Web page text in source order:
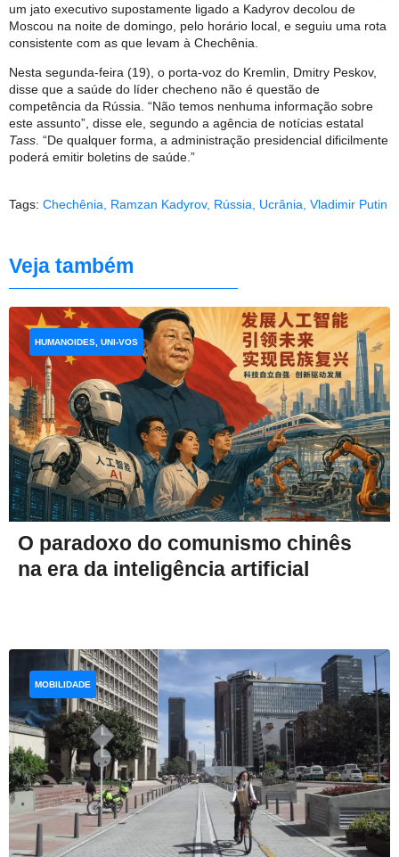
um jato executivo supostamente ligado a Kadyrov decolou de
Moscou na noite de domingo, pelo horário local, e seguiu uma rota
consistente com as que levam à Chechênia.
Nesta segunda-feira (19), o porta-voz do Kremlin, Dmitry Peskov,
disse que a saúde do líder checheno não é questão de
competência da Rússia. “Não temos nenhuma informação sobre
este assunto”, disse ele, segundo a agência de notícias estatal
Tass . “De qualquer forma, a administração presidencial dificilmente
poderá emitir boletins de saúde.”
Tags: Chechênia, Ramzan Kadyrov, Rússia, Ucrânia, Vladimir Putin
Veja também
O paradoxo do comunismo chinês
na era da inteligência artificial
HUMANOIDES, UNI-VOS
MOBILIDADE